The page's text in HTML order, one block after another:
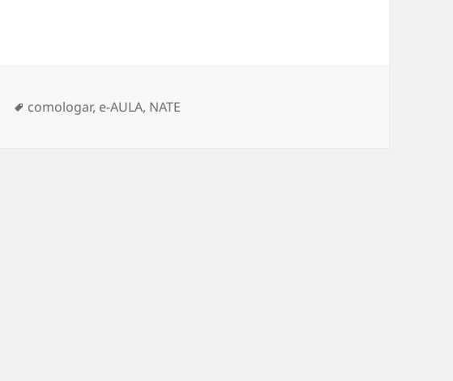
Tags
comologar, e-AULA, NATE